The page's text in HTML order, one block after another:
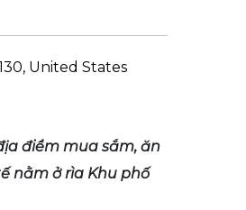
United States
điểm mua sắm, ăn
nằm ở rìa Khu phố